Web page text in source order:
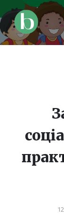
to
content
to
main
navigation
to
footer